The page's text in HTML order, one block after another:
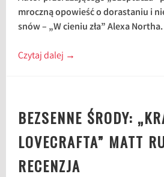
mroczną opowieść o dorastaniu i
snów – „W cieniu zła” Alexa Northa.
Czytaj dalej →
BEZSENNE ŚRODY:
LOVECRAFTA” MATT
RECENZJA